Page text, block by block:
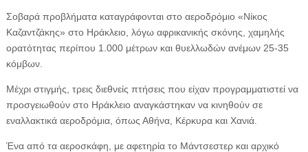
Σοβαρά προβλήματα καταγράφονται στο αεροδρόμιο «Νίκος
Καζαντζάκης» στο Ηράκλειο, λόγω αφρικανικής σκόνης, χαμηλής
ορατότητας περίπου 1.000 μέτρων και θυελλωδών ανέμων 25-35
κόμβων.
Μέχρι στιγμής, τρεις διεθνείς πτήσεις που είχαν προγραμματιστεί να
προσγειωθούν στο Ηράκλειο αναγκάστηκαν να κινηθούν σε
εναλλακτικά αεροδρόμια, όπως Αθήνα, Κέρκυρα και Χανιά.
Ένα από τα αεροσκάφη, με αφετηρία το Μάντσεστερ και αρχικό